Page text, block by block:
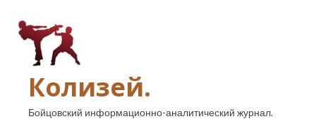
Колизей.
Бойцовский информационно-аналитический журнал.